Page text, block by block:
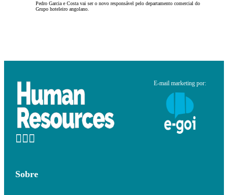
Pedro Garcia e Costa vai ser o novo responsável pelo departamento comercial do
Grupo hoteleiro angolano.
E-mail marketing por:
Sobre